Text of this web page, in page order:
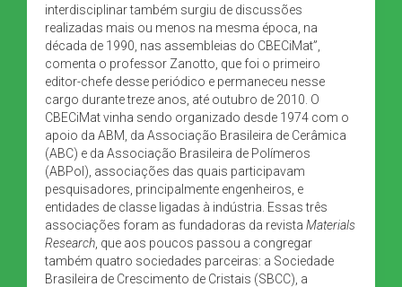
interdisciplinar também surgiu de discussões
realizadas mais ou menos na mesma época, na
década de 1990, nas assembleias do CBECiMat”,
comenta o professor Zanotto, que foi o primeiro
editor-chefe desse periódico e permaneceu nesse
cargo durante treze anos, até outubro de 2010. O
CBECiMat vinha sendo organizado desde 1974 com o
apoio da ABM, da Associação Brasileira de Cerâmica
(ABC) e da Associação Brasileira de Polímeros
(ABPol), associações das quais participavam
pesquisadores, principalmente engenheiros, e
entidades de classe ligadas à indústria. Essas três
associações foram as fundadoras da revista Materials
Research , que aos poucos passou a congregar
também quatro sociedades parceiras: a Sociedade
Brasileira de Crescimento de Cristais (SBCC), a